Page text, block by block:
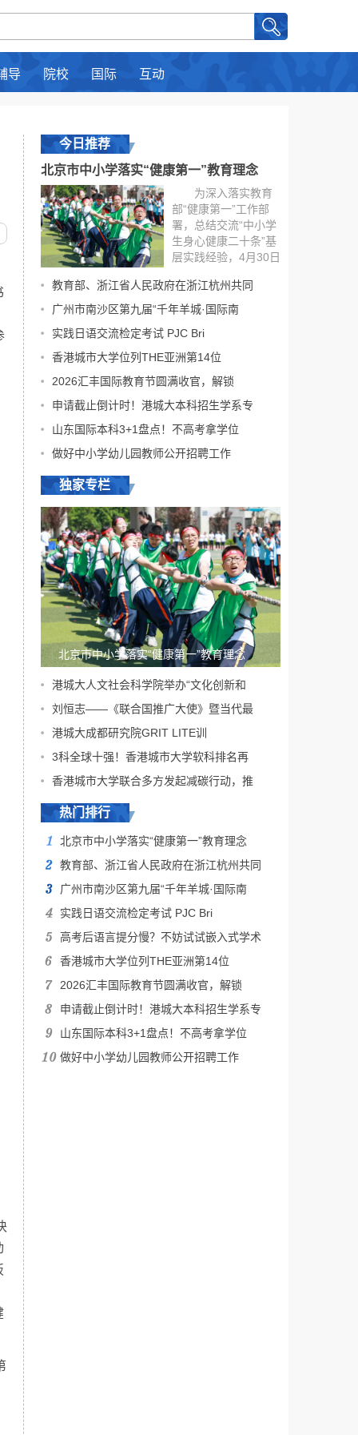
导 院校 国际 互动
今日推荐
北京市中小学落实“健康第一”教育理念
为深入落实教育
部“健康第一”工作部
署，总结交流“中小学
生身心健康二十条”基
层实践经验，4月30日
落实“健康第一”教育理
念现场会在首都师范
校举办。北京市委教
育工委副书记、市教
并作工作部署，市政
协委员代表，市卫生
市文化旅游局、市...
[详细]
教育部、浙江省人民政府在浙江杭州共同
广州市南沙区第九届“千年羊城·国际南
实践日语交流检定考试 PJC Bri
香港城市大学位列THE亚洲第14位
2026汇丰国际教育节圆满收官，解锁
申请截止倒计时！港城大本科招生学系专
山东国际本科3+1盘点！不高考拿学位
做好中小学幼儿园教师公开招聘工作
独家专栏
北京市中小学落实“健康第一”教育理念
港城大人文社会科学院举办“文化创新和
刘恒志——《联合国推广大使》暨当代最
港城大成都研究院GRIT LITE训
3科全球十强！香港城市大学软科排名再
香港城市大学联合多方发起减碳行动，推
热门排行
北京市中小学落实“健康第一”教育理念
教育部、浙江省人民政府在浙江杭州共同
广州市南沙区第九届“千年羊城·国际南
实践日语交流检定考试 PJC Bri
高考后语言提分慢？不妨试试嵌入式学术
香港城市大学位列THE亚洲第14位
2026汇丰国际教育节圆满收官，解锁
申请截止倒计时！港城大本科招生学系专
山东国际本科3+1盘点！不高考拿学位
做好中小学幼儿园教师公开招聘工作